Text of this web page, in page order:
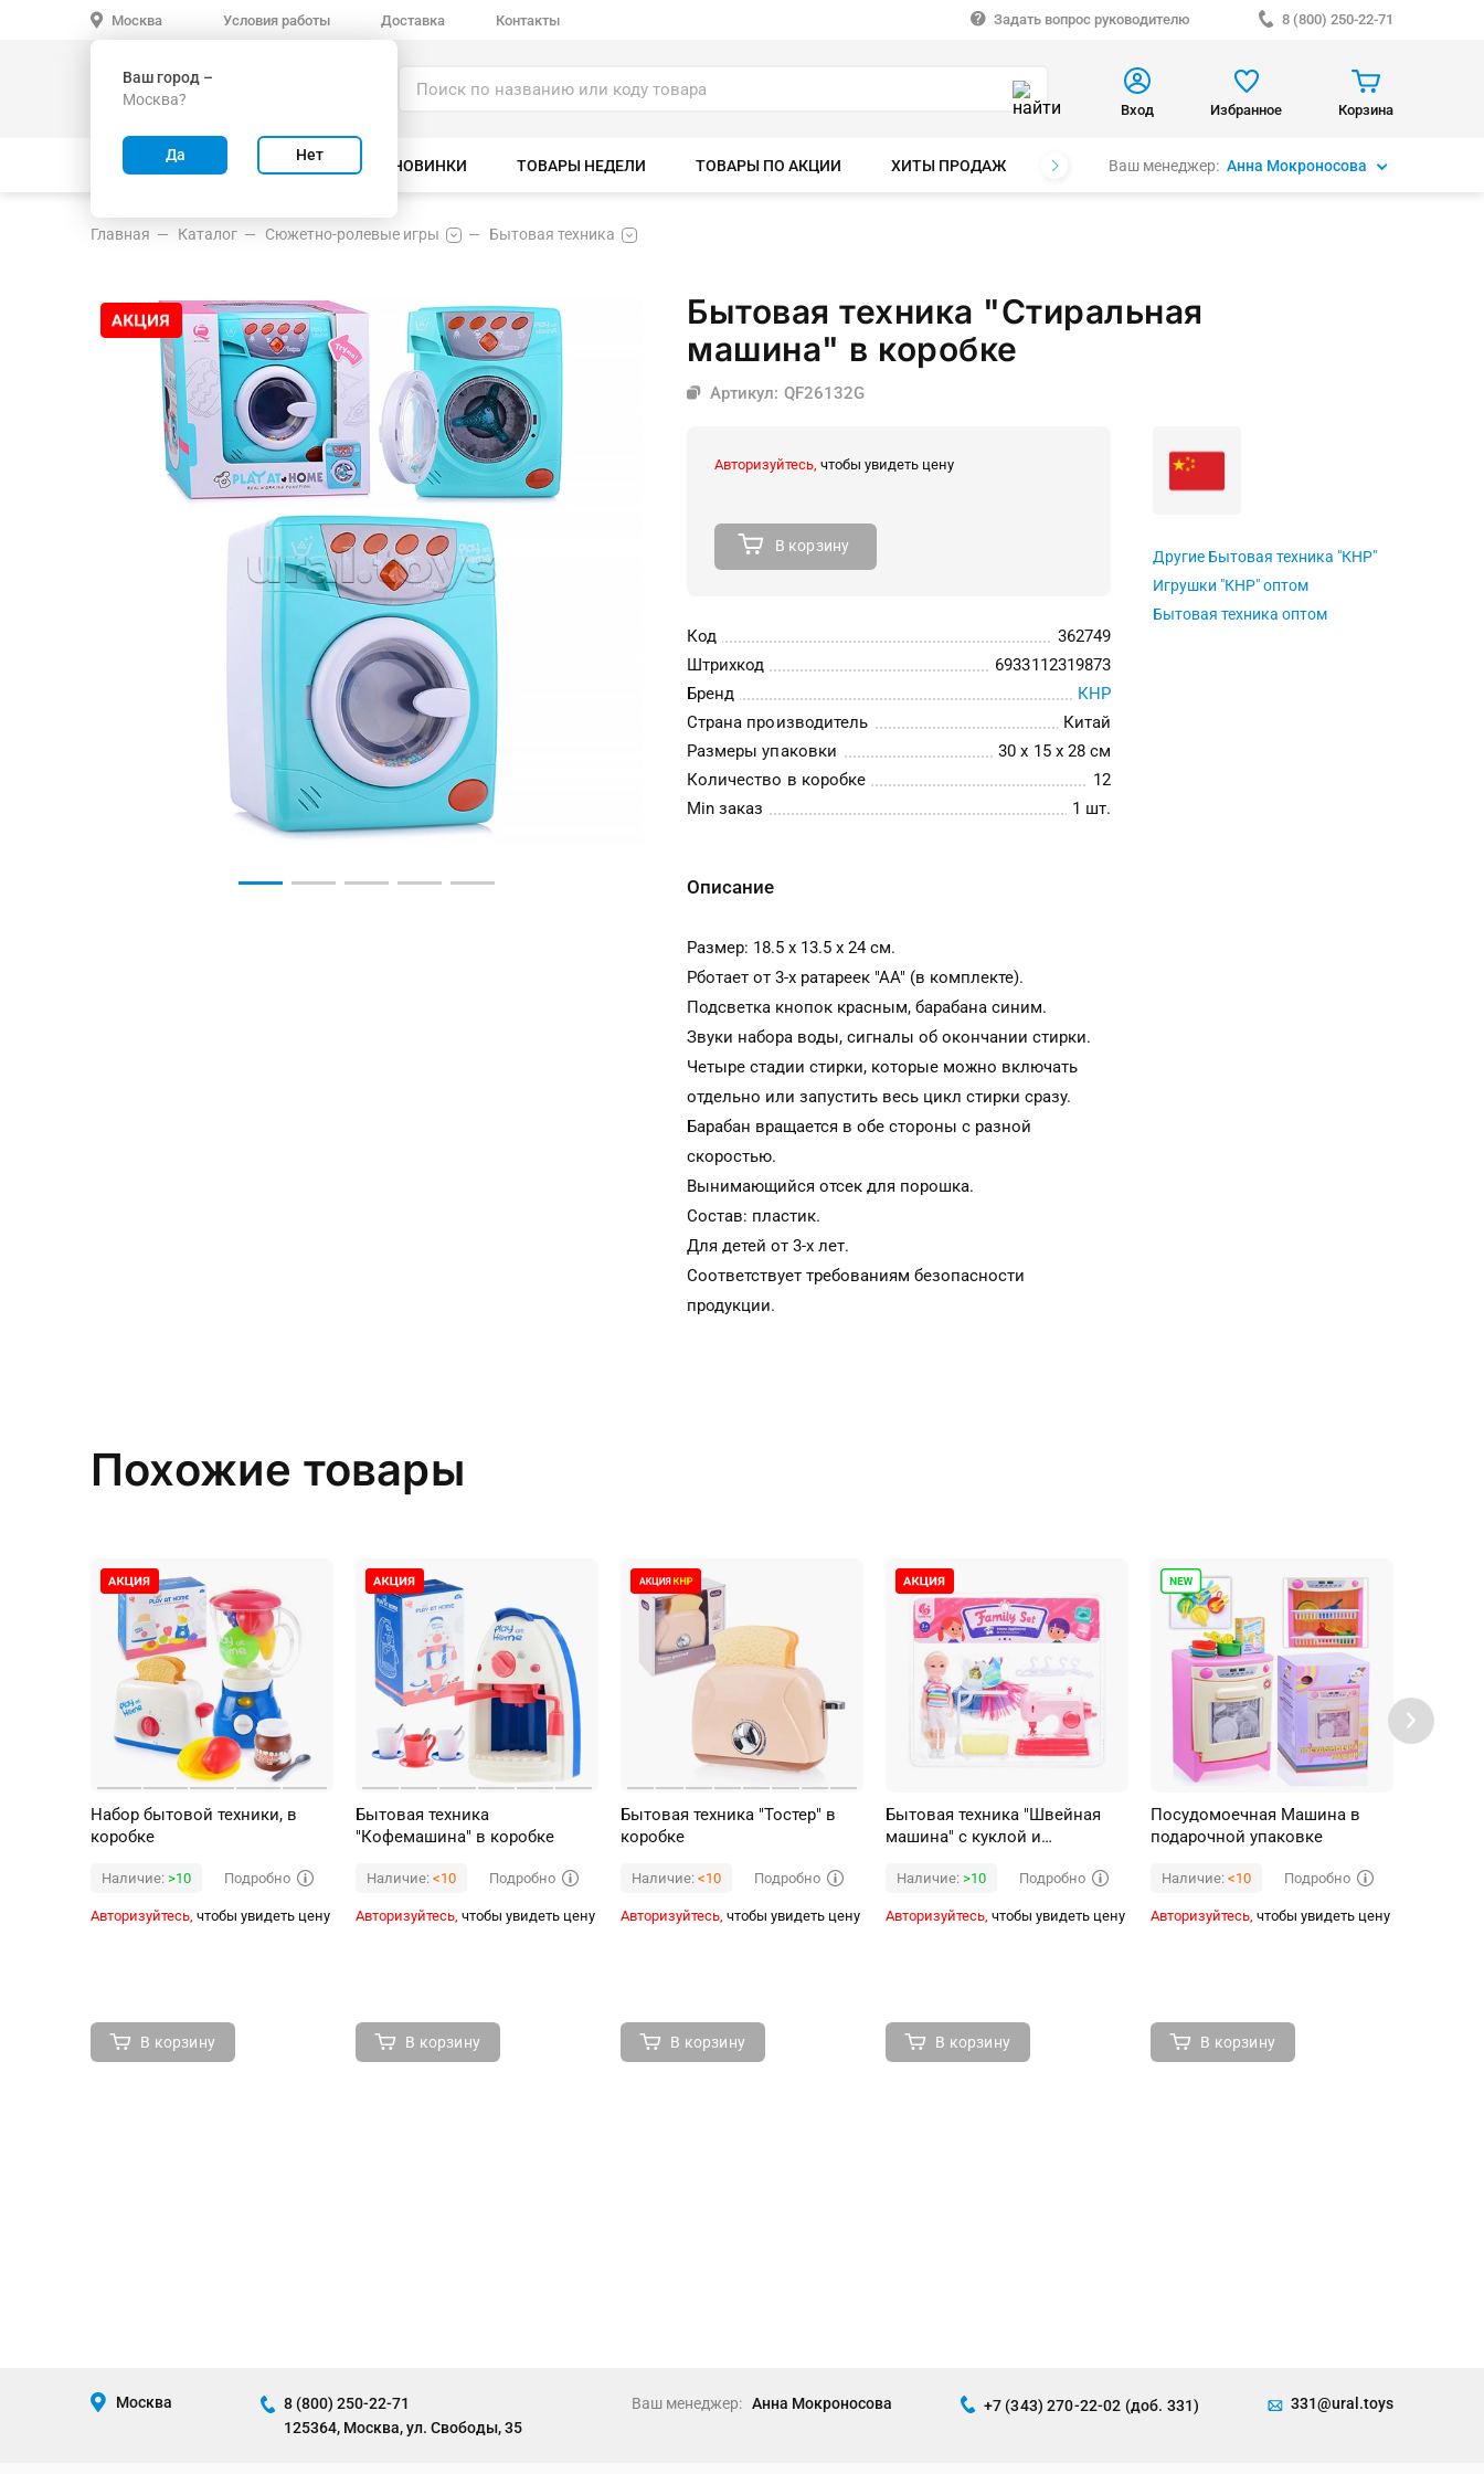
Москва
Ваш город –
Москва?
Да Нет
Условия работы Доставка Контакты Задать вопрос руководителю 8 (800) 250-22-71
Вход Избранное Корзина
ВСЕ ТОВАРЫ ВЕЛОСИПЕДЫ НОВИНКИ ТОВАРЫ НЕДЕЛИ ТОВАРЫ ПО АКЦИИ ХИТЫ ПРОДАЖ БРЕНДЫВаш менеджер: Анна Мокроносова
Главная Каталог Сюжетно-ролевые игры Бытовая техника
Бытовая техника "Стиральная
машина" в коробке
Артикул: QF26132G
Авторизуйтесь, чтобы увидеть цену
В корзину
Код
362749
Штрихкод
6933112319873
Бренд
КНР
Страна производитель
Китай
Размеры упаковки
30 x 15 x 28 см
Количество в коробке
12
Min заказ
1 шт.
Описание
Размер: 18.5 х 13.5 х 24 см.
Рботает от 3-х ратареек "АА" (в комплекте).
Подсветка кнопок красным, барабана синим.
Звуки набора воды, сигналы об окончании стирки.
Четыре стадии стирки, которые можно включать
отдельно или запустить весь цикл стирки сразу.
Барабан вращается в обе стороны с разной
скоростью.
Вынимающийся отсек для порошка.
Состав: пластик.
Для детей от 3-х лет.
Соответствует требованиям безопасности
продукции.
Другие Бытовая техника "КНР"
Игрушки "КНР" оптом
Бытовая техника оптом
Похожие товары
Набор бытовой техники, в
коробке
Наличие: >10 Подробно
Авторизуйтесь, чтобы увидеть цену
В корзину
Бытовая техника
"Кофемашина" в коробке
Наличие: <10 Подробно
Авторизуйтесь, чтобы увидеть цену
В корзину
Бытовая техника "Тостер" в
коробке
Наличие: <10 Подробно
Авторизуйтесь, чтобы увидеть цену
В корзину
Бытовая техника "Швейная
машина" с куклой и
Наличие: >10 Подробно
Авторизуйтесь, чтобы увидеть цену
В корзину
Посудомоечная Машина в
подарочной упаковке
Наличие: <10 Подробно
Авторизуйтесь, чтобы увидеть цену
В корзину
Москва
8 (800) 250-22-71
125364, Москва, ул. Свободы, 35
Ваш менеджер: Анна Мокроносова +7 (343) 270-22-02 (доб. 331) 331@ural.toys